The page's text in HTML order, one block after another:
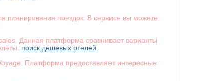
планирования поездок. В сервисе вы можете
Данная платформа сравнивает варианты
поиск дешевых отелей
Платформа предоставляет интересные